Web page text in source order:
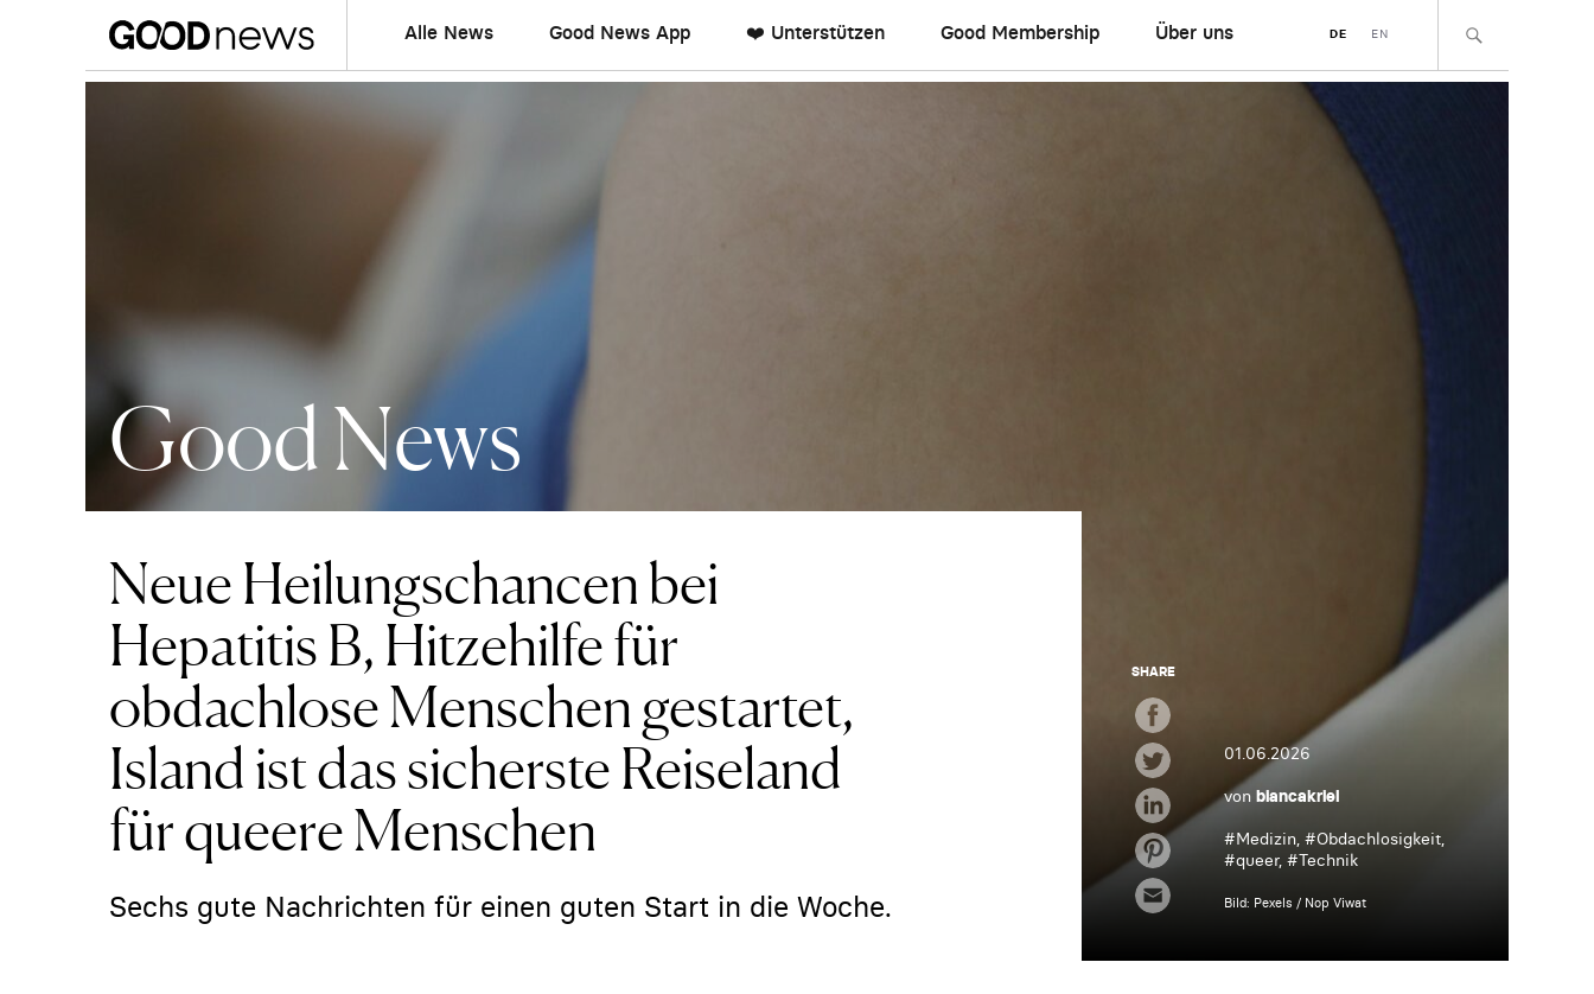
Alle News Good News App ❤️ Unterstützen Good Membership Über uns DE EN
Good News
Neue Heilungschancen bei
Hepatitis B, Hitzehilfe für
obdachlose Menschen gestartet,
Island ist das sicherste Reiseland
für queere Menschen
Sechs gute Nachrichten für einen guten Start in die Woche.
SHARE
01.06.2026
von biancakriel
#Medizin, #Obdachlosigkeit,
#queer, #Technik
Bild: Pexels / Nop Viwat